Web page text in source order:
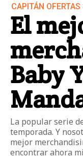
CAPITÁN OFERTAS
El
Baby
La popular serie
temporada. Y
mejor
encontrar ahora